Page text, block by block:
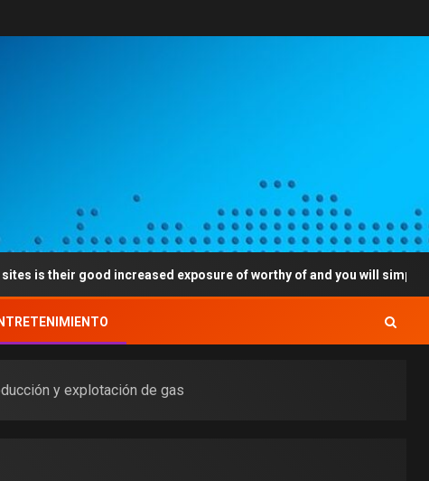
increased exposure of worthy of and you will simplicity
y explotación de gas